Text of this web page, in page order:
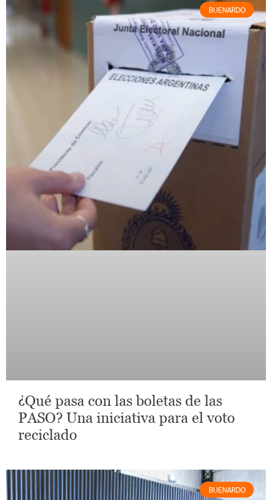
BUENARDO
¿Qué pasa con las boletas de las
PASO? Una iniciativa para el voto
reciclado
BUENARDO